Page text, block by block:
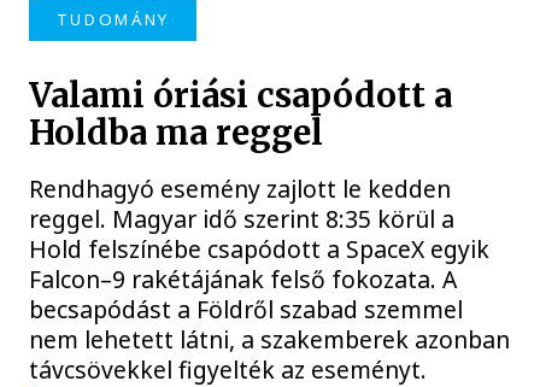
TUDOMÁNY
Valami óriási csapódott a
Holdba ma reggel
Rendhagyó esemény zajlott le kedden
reggel. Magyar idő szerint 8:35 körül a
Hold felszínébe csapódott a SpaceX egyik
Falcon–9 rakétájának felső fokozata. A
becsapódást a Földről szabad szemmel
nem lehetett látni, a szakemberek azonban
távcsövekkel figyelték az eseményt.